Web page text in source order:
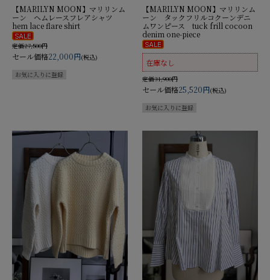
【MARILYN MOON】マリリンム
ーン ヘムレースフレアシャツ
hem lace flare shirt
定価27,500円
セール価格22,000円(税込)
【MARILYN MOON】マリリンム
ーン タックフリルコクーンデニ
ムワンピース tuck frill cocoon
denim one-piece
在庫なし
定価31,900円
セール価格25,520円(税込)